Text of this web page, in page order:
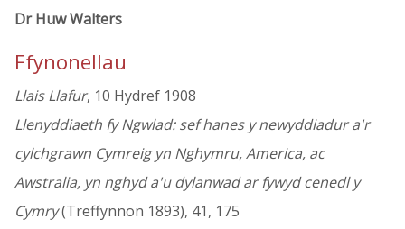
Dr Huw Walters
Ffynonellau
Llais Llafur, 10 Hydref 1908
Llenyddiaeth fy Ngwlad: sef hanes y newyddiadur a'r
cylchgrawn Cymreig yn Nghymru, America, ac
Awstralia, yn nghyd a'u dylanwad ar fywyd cenedl y
Cymry(Treffynnon 1893), 41, 175